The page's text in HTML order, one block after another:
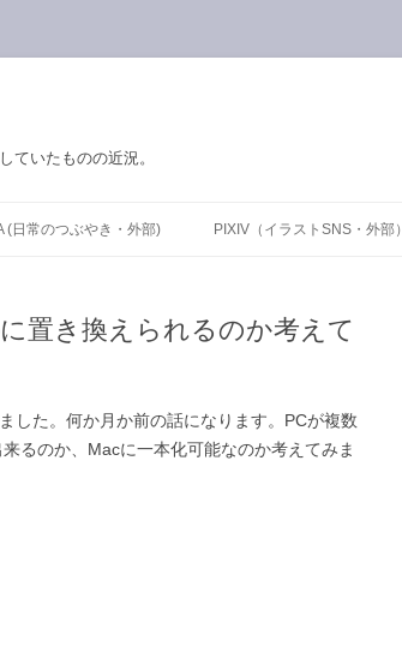
ていたものの近況。
(日常のつぶやき・外部) PIXIV（イラストSNS・外部）
置き換えられるのか考えて
した。何か月か前の話になります。PCが複数
るのか、Macに一本化可能なのか考えてみま